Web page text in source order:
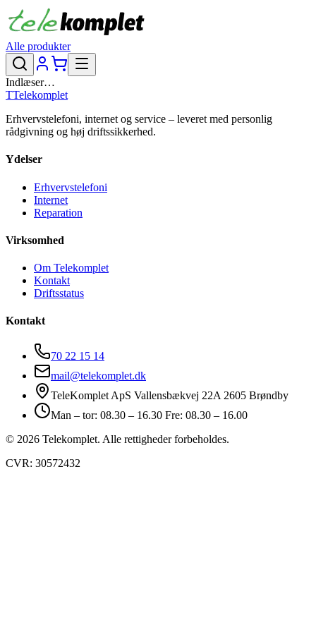
Alle produkter
Indlæser…
TTelekomplet
Erhvervstelefoni, internet og service – leveret med personlig
rådgivning og høj driftssikkerhed.
Ydelser
Erhvervstelefoni
Internet
Reparation
Virksomhed
Om Telekomplet
Kontakt
Driftsstatus
Kontakt
70 22 15 14
mail@telekomplet.dk
TeleKomplet ApS Vallensbækvej 22A 2605 Brøndby
Man – tor: 08.30 – 16.30 Fre: 08.30 – 16.00
© 2026 Telekomplet. Alle rettigheder forbeholdes.
CVR: 30572432